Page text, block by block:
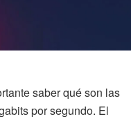
saber qué son las
por segundo. El